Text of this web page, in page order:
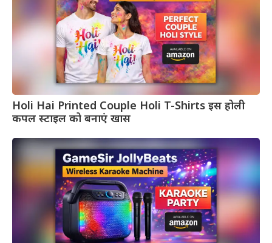
Holi Hai Printed Couple Holi T-Shirts इस होली
कपल स्टाइल को बनाएं खास